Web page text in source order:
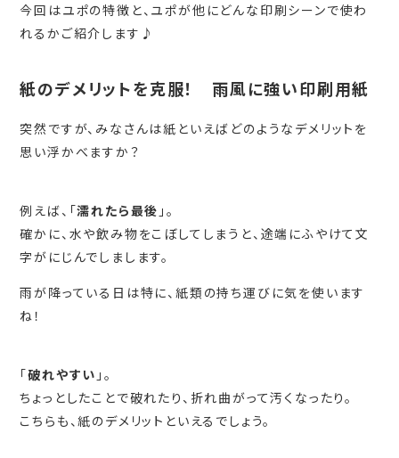
今回はユポの特徴と、ユポが他にどんな印刷シーンで使わ
れるかご紹介します♪
紙のデメリットを克服！ 雨風に強い印刷用紙
突然ですが、みなさんは紙といえばどのようなデメリットを
思い浮かべますか？
例えば、「濡れたら最後 」。
確かに、水や飲み物をこぼしてしまうと、途端にふやけて文
字がにじんでしまします。
雨が降っている日は特に、紙類の持ち運びに気を使います
ね！
「破れやすい 」。
ちょっとしたことで破れたり、折れ曲がって汚くなったり。
こちらも、紙のデメリットといえるでしょう。